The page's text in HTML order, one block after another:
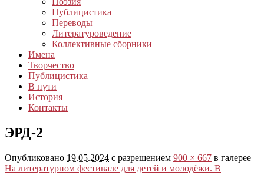
Публицистика
Переводы
Литературоведение
Коллективные сборники
Имена
Творчество
Публицистика
В пути
История
Контакты
ЭРД-2
Опубликовано 19.05.2024 с разрешением 900 × 667 в галерее
На литературном фестивале для детей и молодёжи. В